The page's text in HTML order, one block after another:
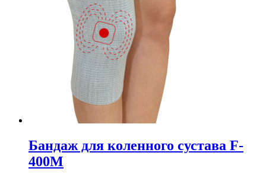
Бандаж для коленного сустава F-
400М